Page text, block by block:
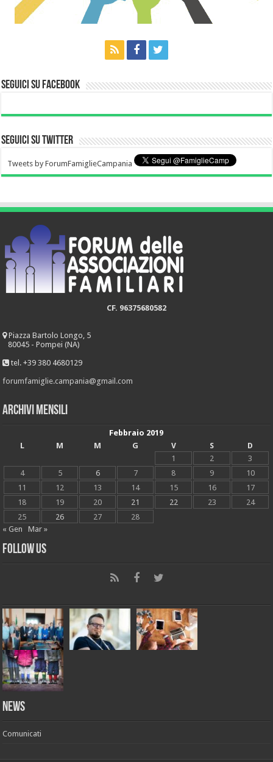
Seguici su Facebook
Seguici su Twitter
Tweets by ForumFamiglieCampania
CF. 96375680582
Piazza Bartolo Longo, 5
80045 - Pompei (NA)
tel. +39 380 4680129
forumfamiglie.campania@gmail.com
Archivi mensili
Febbraio 2019
L
M M G V S
D
1
2
3
4
5 6 7 8 9
10
11
12 13 14 15 16
17
18
19 20 21 22 23
24
25
26 27
28
« Gen
Mar »
Follow Us
News
Comunicati